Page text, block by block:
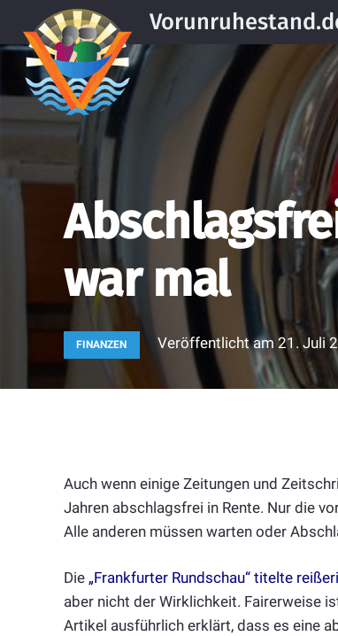
war mal
FINANZEN Veröffentlicht am 21. Juli
Auch wenn einige Zeitungen und
Jahren abschlagsfrei in Rente. Nur die
Alle anderen müssen warten oder
Die „Frankfurter Rundschau“ titelte
aber nicht der Wirklichkeit. Fairerweise
Artikel ausführlich erklärt, dass es eine